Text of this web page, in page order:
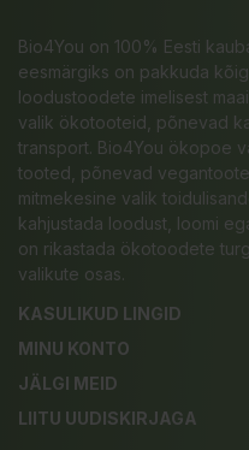
Bio4You on 100% Eesti
eesmärgiks on pakkuda
loodustoodete imelisest
valik ökotooteid, põnevad
transport. Bio4You ökopoe
tooted, põnevad
mitmekesine valik
kahjustada loodust, loomi
on rikastada ökotoodete
valikute osas.
KASULIKUD LINGID
MINU KONTO
JÄLGI MEID
LIITU UUDISKIRJAGA